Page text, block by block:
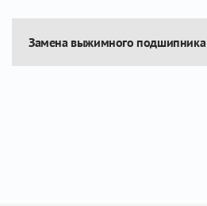
Замена выжимного подшипника